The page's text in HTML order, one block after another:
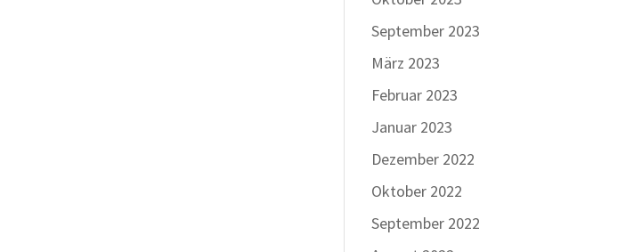
September 2023
März 2023
Februar 2023
Januar 2023
Dezember 2022
Oktober 2022
September 2022